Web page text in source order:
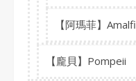
【阿瑪菲】Amalfi
【龐貝】Pompeii